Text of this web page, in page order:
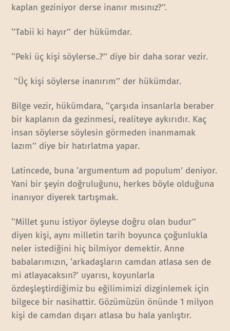
kaplan geziniyor derse inanır mısınız?’’.
‘’Tabii ki hayır’’ der hükümdar.
‘’Peki üç kişi söylerse..?’’ diye bir daha sorar vezir.
‘’Üç kişi söylerse inanırım’’ der hükümdar.
Bilge vezir, hükümdara, ‘’çarşıda insanlarla beraber
bir kaplanın da gezinmesi, realiteye aykırıdır. Kaç
insan söylerse söylesin görmeden inanmamak
lazım’’ diye bir hatırlatma yapar.
Latincede, buna ‘argumentum ad populum’ deniyor.
Yani bir şeyin doğruluğunu, herkes böyle olduğuna
inanıyor diyerek tartışmak.
‘’Millet şunu istiyor öyleyse doğru olan budur’’
diyen kişi, aynı milletin tarih boyunca çoğunlukla
neler istediğini hiç bilmiyor demektir. Anne
babalarımızın, ‘arkadaşların camdan atlasa sen de
mi atlayacaksın?’ uyarısı, koyunlarla
özdeşleştirdiğimiz bu eğilimimizi dizginlemek için
bilgece bir nasihattir. Gözümüzün önünde 1 milyon
kişi de camdan dışarı atlasa bu hala yanlıştır.